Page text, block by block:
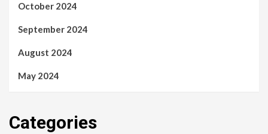
October 2024
September 2024
August 2024
May 2024
Categories